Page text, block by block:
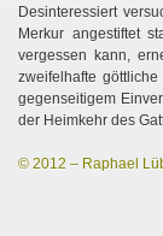
Desinteressiert
Merkur angestiftet
vergessen kann,
zweifelhafte
gegenseitigem
der Heimkehr des
© 2012 – Raphael